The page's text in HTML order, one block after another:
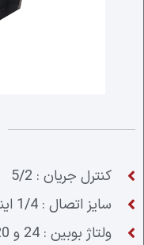
کنترل جریان : 5/2
سایز اتصال : 1/4 اینچ
ولتاژ بوبین : 24 و 220 ولت